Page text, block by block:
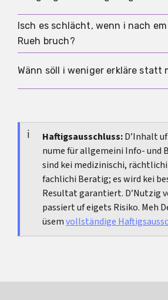
s'Gspräch im Zweifelsfall
dä Wäg bewusst. Damit setzisch
grad alles erkläre z'müesse.
Antworte nume uf die Teile, wo
wotsch, und stopp de Rest
dazu nöd bespräche isch völlig
Isch es schlächt, wenn i nach
Rueh bruch?
Nä. Das isch völlig normal. Nach
Wänn söll i weniger erkläre statt
kontrolliere, wärtä oder
isch e churze Rahmen
Lösig.
Haftigsausschluss:D’Inhalt
nume für allgemeini Info- und
sind kei medizinischi,
fachlichi Beratig; es wird kei
Resultat garantiert. D’Nutzig
passiert uf eigets Risiko. Meh
üsemvollständige